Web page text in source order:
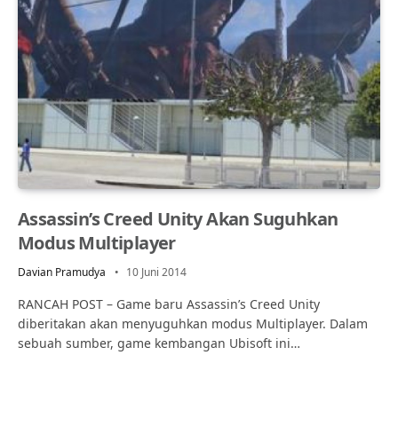
Assassin’s Creed Unity Akan Suguhkan
Modus Multiplayer
Davian Pramudya 10 Juni 2014
RANCAH POST – Game baru Assassin’s Creed Unity
diberitakan akan menyuguhkan modus Multiplayer. Dalam
sebuah sumber, game kembangan Ubisoft ini…